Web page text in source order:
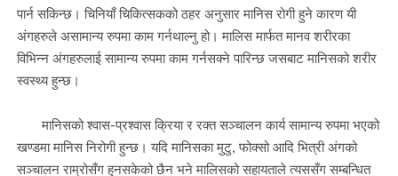
पार्न सकिन्छ। चिनियाँ चिकित्सकको ठहर अनुसार मानिस रोगी हुने कारण यी
अंगहरुले असामान्य‌ रुपमा काम गर्नथाल्नु हो। मालिस मार्फत मानव शरीरका
विभिन्न अंगहरुलाई सामान्य रुपमा काम गर्नसक्ने पारिन्छ जसबाट मानिसको शरीर
स्वस्थ्य हुन्छ।
मानिसको श्वास-प्रश्वास क्रिया र रक्त सञ्चालन कार्य सामान्य रुपमा भएको
खण्डमा मानिस निरोगी हुन्छ। यदि मानिसका मुटु, फोक्सो आदि भित्री अंगको
सञ्चालन राम्रोसँग हुनसकेको छैन भने मालिसको सहायताले त्यससँग सम्बन्धित